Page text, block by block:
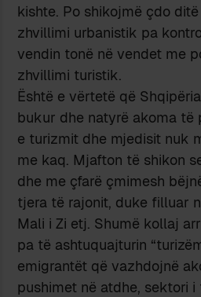
kishte. Po shikojmë çdo
zhvillimi urbanistik pa
vendin tonë në vendet me
zhvillimi turistik.
Është e vërtetë që
bukur dhe natyrë akoma të
e turizmit dhe mjedisit nuk
me kaq. Mjafton të shikon
dhe me çfarë çmimesh
tjera të rajonit, duke filluar
Mali i Zi etj. Shumë kollaj
pa të ashtuquajturin
emigrantët që vazhdojnë
pushimet në atdhe, sektori